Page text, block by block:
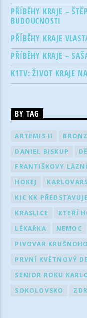
PŘÍBĚHY KRAJE –
BUDOUCNOSTI
PŘÍBĚHY KRAJE
PŘÍBĚHY KRAJE –
K1TV: ŽIVOT KRAJE
BY TAG
ARTEMIS II BRONZ
DANIEL BISKUP
FRANTIŠKOVY
HOKEJ
KIC KK
KRASLICE
KTEŘÍ
LÉKAŘKA
NEMOC
PIVOVAR
PRVNÍ KVĚTNOVÝ
SENIOR ROKU
SOKOLOVSKO